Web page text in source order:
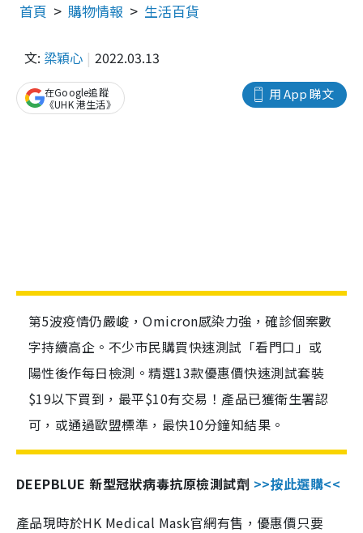
首頁 購物情報 生活百貨
文: 梁穎心 2022.03.13
用 App 睇文
在Google追蹤
《UHK 港生活》
第5波疫情仍嚴峻，Omicron感染力強，確診個案數
字持續高企。不少市民購買快速測試「看門口」或
陽性後作每日檢測。精選13款優惠價快速測試套裝
$19以下買到，最平$10有交易！產品已獲衛生署認
可，或通過歐盟標準，最快10分鐘知結果。
DEEPBLUE 新型冠狀病毒抗原檢測試劑 >>按此選購<<
產品現時於HK Medical Mask官網有售，優惠價只要